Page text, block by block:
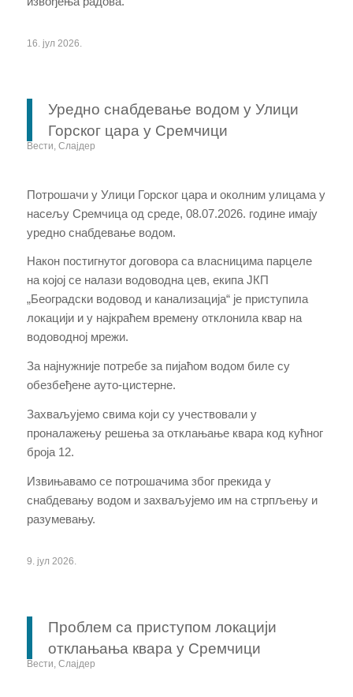
16. јул 2026.
Уредно снабдевање водом у Улици
Горског цара у Сремчици
Вести, Слајдер
Потрошачи у Улици Горског цара и околним улицама у
насељу Сремчица од среде, 08.07.2026. године имају
уредно снабдевање водом.
Након постигнутог договора са власницима парцеле
на којој се налази водоводна цев, екипа ЈКП
„Београдски водовод и канализација“ је приступила
локацији и у најкраћем времену отклонила квар на
водоводној мрежи.
За најнужније потребе за пијаћом водом биле су
обезбеђене ауто-цистерне.
Захваљујемо свима који су учествовали у
проналажењу решења за отклањање квара код кућног
броја 12.
Извињавамо се потрошачима због прекида у
снабдевању водом и захваљујемо им на стрпљењу и
разумевању.
9. јул 2026.
Проблем са приступом локацији
отклањања квара у Сремчици
Вести, Слајдер